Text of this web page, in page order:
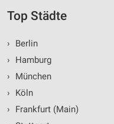
Top Städte
›
Berlin
›
Hamburg
›
München
›
Köln
›
Frankfurt (Main)